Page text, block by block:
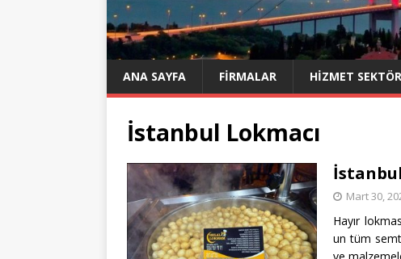
ANA SAYFA FIRMALAR HIZMET
İstanbul Lokmacı
Mart 30,
Hayır
un tüm